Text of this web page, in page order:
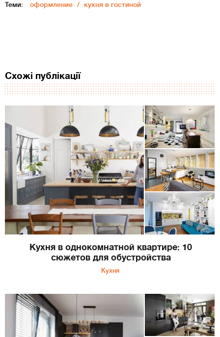
Теми: оформление кухня в гостиной
Схожі публікації
Кухня в однокомнатной квартире: 10
сюжетов для обустройства
Кухня